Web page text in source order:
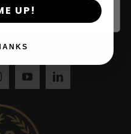
opbrengst, stabiele
en een toewijding aan
UP!